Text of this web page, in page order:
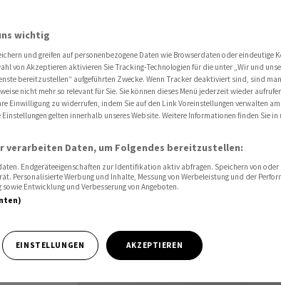
den Iran
wichtig
und greifen auf personenbezogene Daten wie Browserdaten oder eindeutige
von Akzeptieren aktivieren Sie Tracking-Technologien für die unter „Wir und
bereitzustellen“ aufgeführten Zwecke. Wenn Tracker deaktiviert sind, sind
nicht mehr so relevant für Sie. Sie können dieses Menü jederzeit wieder
Einwilligung zu widerrufen, indem Sie auf den Link Voreinstellungen verwalten
gelten innerhalb unseres Website. Weitere Informationen finden Sie in
verarbeiten Daten, um Folgendes bereitzustellen:
Endgeräteeigenschaften zur Identifikation aktiv abfragen. Speichern von
Personalisierte Werbung und Inhalte, Messung von Werbeleistung und der
Entwicklung und Verbesserung von Angeboten.
EINSTELLUNGEN AKZEPTIEREN